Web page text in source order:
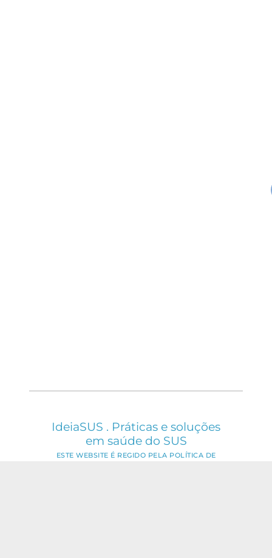
IdeiaSUS . Práticas e soluções
em saúde do SUS
ESTE WEBSITE É REGIDO PELA POLÍTICA DE